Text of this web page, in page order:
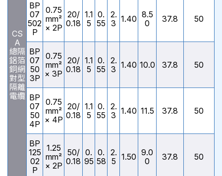
CS
A
總隔
鋁箔
銅網
對型
隔離
電纜
BP
07
502
P
0.75
mm²
× 2P
20/
0.18
1.1
5
0.
55
2.
3 1.40 8.5
0
37.8 50
BP
07
50
3P
0.75
mm²
× 3P
20/
0.18
1.1
5
0.
55
2.
3 1.40 10.0 37.8 50
BP
07
50
4P
0.75
mm²
× 4P
20/
0.18
1.1
5
0.
55
2.
3 1.40 11.5 37.8 50
BP
125
02
P
1.25
mm²
× 2P
50/
0.18
0.
95
0.
58
2.
5 1.50 9.0
0
37.8 50